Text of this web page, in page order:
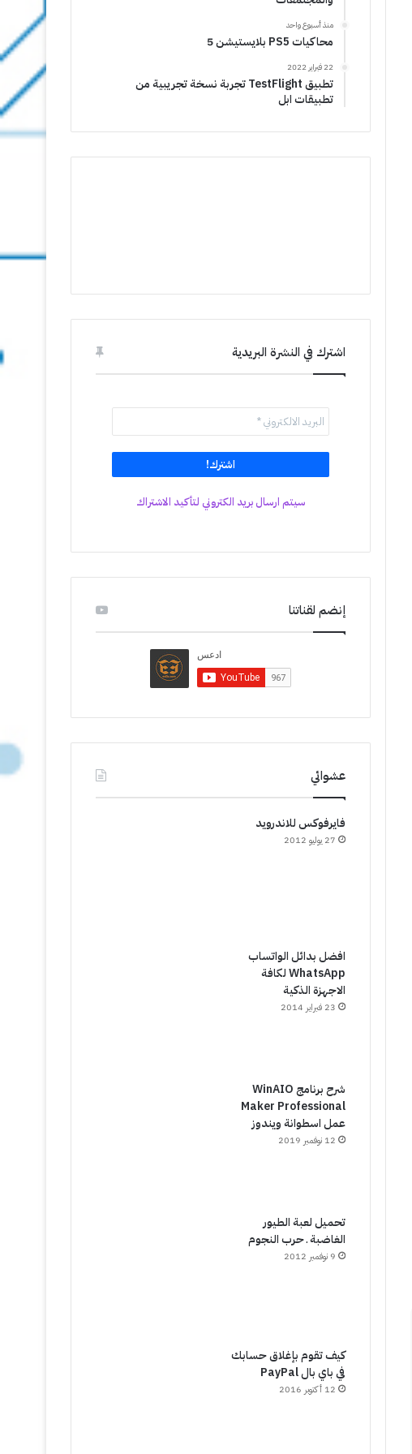
منذ أسبوع واحد
محاكيات PS5 بلايستيشن 5
22 فبراير 2022
تطبيق TestFlight تجربة نسخة تجريبية من
تطبيقات ابل
اشترك في النشرة البريدية
سيتم ارسال بريد الكتروني لتأكيد الاشتراك
إنضم لقناتنا
عشوائي
فايرفوكس للاندرويد
27 يوليو 2012
افضل بدائل الواتساب
WhatsApp لكافة
الاجهزة الذكية
23 فبراير 2014
شرح برنامج WinAIO
Maker Professional
عمل اسطوانة ويندوز
12 نوفمبر 2019
تحميل لعبة الطيور
الغاضبة ـ حرب النجوم
9 نوفمبر 2012
كيف تقوم بإغلاق حسابك
في باي بال PayPal
12 أكتوبر 2016